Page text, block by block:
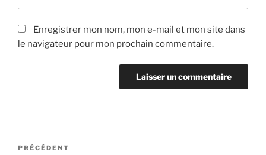
Enregistrer mon nom, mon e-mail et mon site dans
le navigateur pour mon prochain commentaire.
Navigation
Article
PRÉCÉDENT